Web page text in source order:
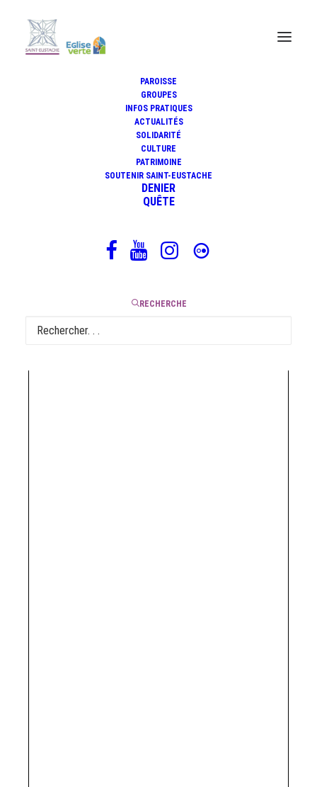
PAROISSE
GROUPES
INFOS PRATIQUES
ACTUALITÉS
SOLIDARITÉ
CULTURE
PATRIMOINE
SOUTENIR SAINT-EUSTACHE
DENIER
QUÊTE
RECHERCHE
Discours de départ du père Yves
Trocheris, curé, à la messe
d'action de grâce du 15 juin
2025